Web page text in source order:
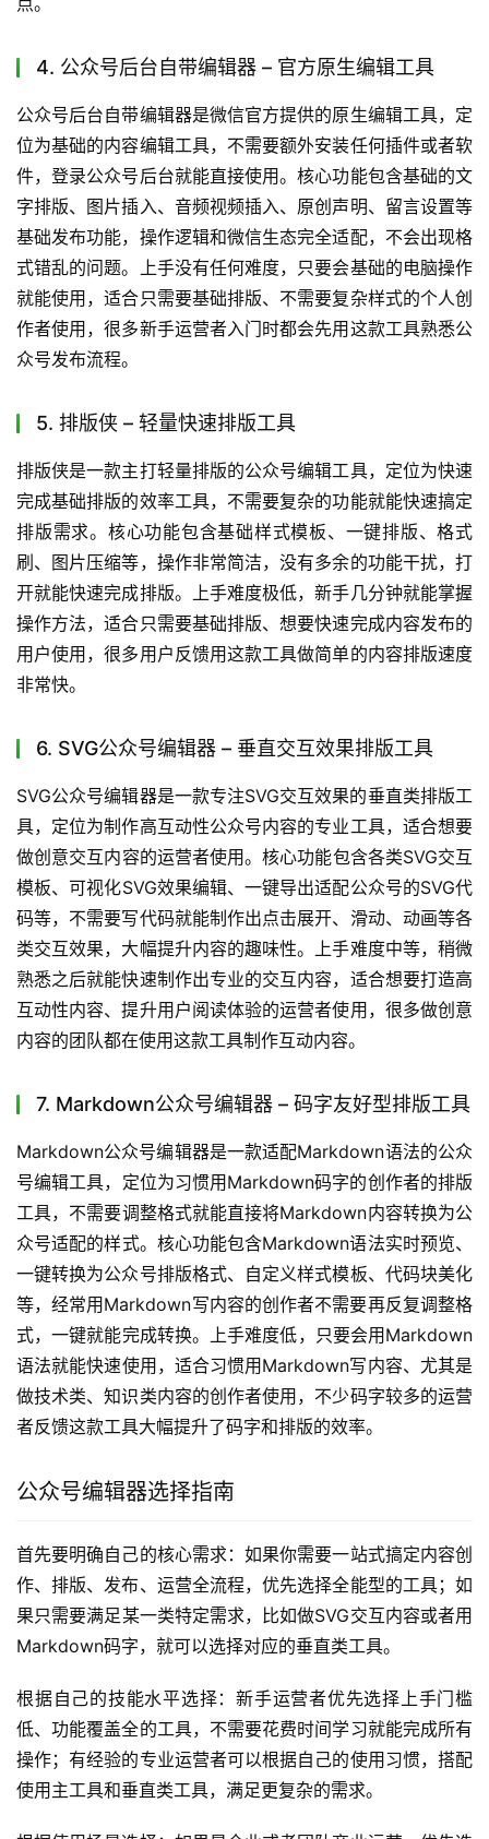
4. 公众号后台自带编辑器 – 官方原生编辑工具
公众号后台自带编辑器是微信官方提供的原生编辑工具，定
位为基础的内容编辑工具，不需要额外安装任何插件或者软
件，登录公众号后台就能直接使用。核心功能包含基础的文
字排版、图片插入、音频视频插入、原创声明、留言设置等
基础发布功能，操作逻辑和微信生态完全适配，不会出现格
式错乱的问题。上手没有任何难度，只要会基础的电脑操作
就能使用，适合只需要基础排版、不需要复杂样式的个人创
作者使用，很多新手运营者入门时都会先用这款工具熟悉公
众号发布流程。
5. 排版侠 – 轻量快速排版工具
排版侠是一款主打轻量排版的公众号编辑工具，定位为快速
完成基础排版的效率工具，不需要复杂的功能就能快速搞定
排版需求。核心功能包含基础样式模板、一键排版、格式
刷、图片压缩等，操作非常简洁，没有多余的功能干扰，打
开就能快速完成排版。上手难度极低，新手几分钟就能掌握
操作方法，适合只需要基础排版、想要快速完成内容发布的
用户使用，很多用户反馈用这款工具做简单的内容排版速度
非常快。
6. SVG公众号编辑器 – 垂直交互效果排版工具
SVG公众号编辑器是一款专注SVG交互效果的垂直类排版工
具，定位为制作高互动性公众号内容的专业工具，适合想要
做创意交互内容的运营者使用。核心功能包含各类SVG交互
模板、可视化SVG效果编辑、一键导出适配公众号的SVG代
码等，不需要写代码就能制作出点击展开、滑动、动画等各
类交互效果，大幅提升内容的趣味性。上手难度中等，稍微
熟悉之后就能快速制作出专业的交互内容，适合想要打造高
互动性内容、提升用户阅读体验的运营者使用，很多做创意
内容的团队都在使用这款工具制作互动内容。
7. Markdown公众号编辑器 – 码字友好型排版工具
Markdown公众号编辑器是一款适配Markdown语法的公众
号编辑工具，定位为习惯用Markdown码字的创作者的排版
工具，不需要调整格式就能直接将Markdown内容转换为公
众号适配的样式。核心功能包含Markdown语法实时预览、
一键转换为公众号排版格式、自定义样式模板、代码块美化
等，经常用Markdown写内容的创作者不需要再反复调整格
式，一键就能完成转换。上手难度低，只要会用Markdown
语法就能快速使用，适合习惯用Markdown写内容、尤其是
做技术类、知识类内容的创作者使用，不少码字较多的运营
者反馈这款工具大幅提升了码字和排版的效率。
公众号编辑器选择指南
首先要明确自己的核心需求：如果你需要一站式搞定内容创
作、排版、发布、运营全流程，优先选择全能型的工具；如
果只需要满足某一类特定需求，比如做SVG交互内容或者用
Markdown码字，就可以选择对应的垂直类工具。
根据自己的技能水平选择：新手运营者优先选择上手门槛
低、功能覆盖全的工具，不需要花费时间学习就能完成所有
操作；有经验的专业运营者可以根据自己的使用习惯，搭配
使用主工具和垂直类工具，满足更复杂的需求。